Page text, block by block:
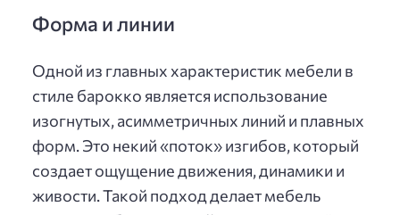
Форма и линии
Одной из главных характеристик мебели в
стиле барокко является использование
изогнутых, асимметричных линий и плавных
форм. Это некий «поток» изгибов, который
создает ощущение движения, динамики и
живости. Такой подход делает мебель